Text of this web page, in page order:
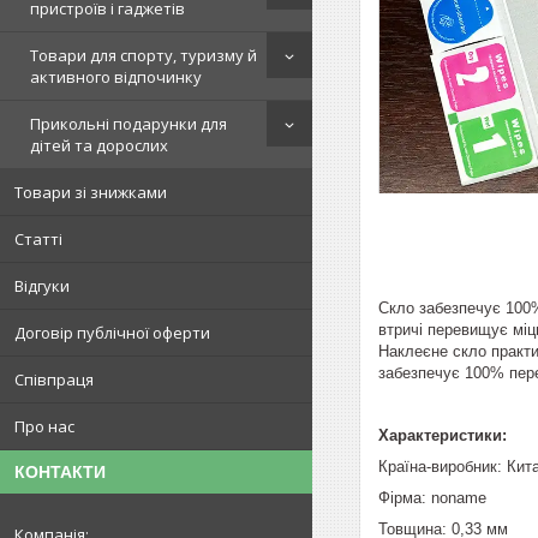
пристроїв і гаджетів
Товари для спорту, туризму й
активного відпочинку
Прикольні подарунки для
дітей та дорослих
Товари зі знижками
Статті
Відгуки
Договір публічної оферти
Співпраця
Про нас
КОНТАКТИ
Скло забезпечує
втричі перевищує
Наклеєне скло
забезпечує 100%
Характеристики:
Країна-виробник:
Фірма: noname
Товщина: 0,33 мм